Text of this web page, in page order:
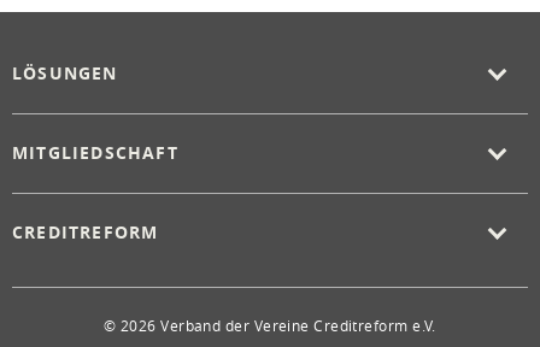
LÖSUNGEN
MITGLIEDSCHAFT
CREDITREFORM
© 2026 Verband der Vereine Creditreform e.V.